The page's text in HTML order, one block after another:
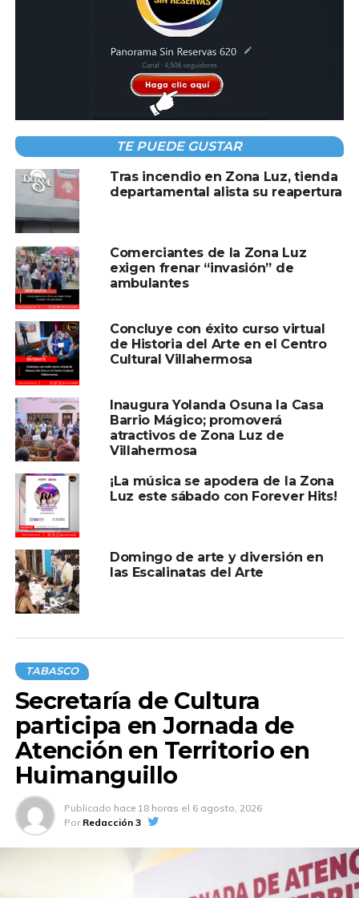
TEMAS RELACIONADOS: YOGA
Convoca Centro a Torneo Relámpago de
Fútbol 9 para pueblos indígenas
Ovidio Peralta presentará informe de 300
días de gobierno este 31 de julio
TE PUEDE GUSTAR
Tras incendio en Zona Luz, tienda
departamental alista su reapertura
Comerciantes de la Zona Luz
exigen frenar “invasión” de
ambulantes
Concluye con éxito curso virtual
de Historia del Arte en el Centro
Cultural Villahermosa
Inaugura Yolanda Osuna la Casa
Barrio Mágico; promoverá
atractivos de Zona Luz de
Villahermosa
¡La música se apodera de la Zona
Luz este sábado con Forever Hits!
Domingo de arte y diversión en
las Escalinatas del Arte
TABASCO
Secretaría de Cultura
participa en Jornada de
Atención en Territorio en
Huimanguillo
Publicado hace 18 horas el 6 agosto, 2026
Por Redacción 3